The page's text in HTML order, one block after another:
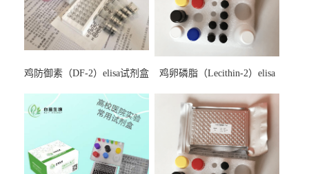
鸡防御素（DF-2）elisa试剂盒
鸡卵磷脂（Lecithin-2）elisa